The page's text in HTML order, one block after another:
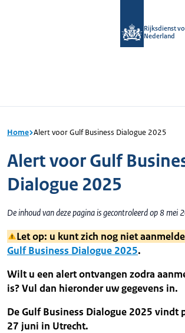
Rijksdienst
Nederland
Home Alert voor Gulf Business Dialogue 2025
Alert voor Gulf
Dialogue 2025
De inhoud van deze pagina is gecontroleerd op 8 mei
Let op: u kunt zich nog niet
Gulf Business Dialogue 2025.
Wilt u een alert ontvangen zodra
is? Vul dan hieronder uw gegevens in.
De Gulf Business Dialogue 2025 vindt
27 juni in Utrecht.